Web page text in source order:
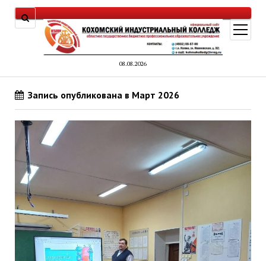
08.08.2026
меню
Запись опубликована в Март 2026